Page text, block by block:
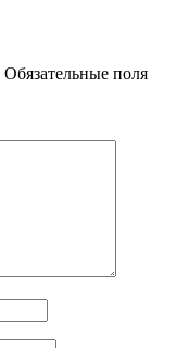
Обязательные поля